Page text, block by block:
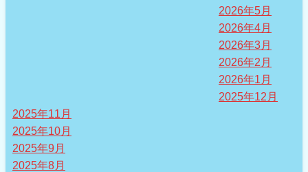
2026年5月
2026年4月
2026年3月
2026年2月
2026年1月
2025年12月
2025年11月
2025年10月
2025年9月
2025年8月